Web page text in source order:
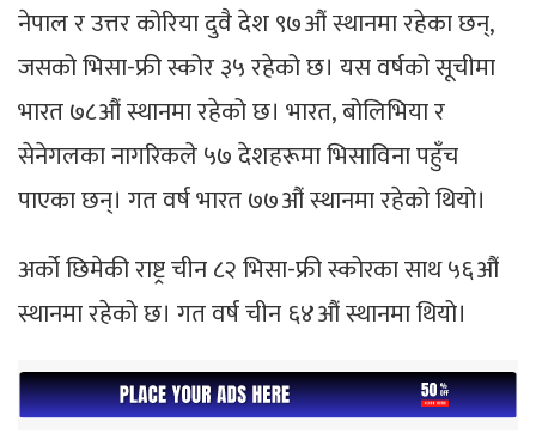
नेपाल र उत्तर कोरिया दुवै देश ९७औं स्थानमा रहेका छन्,
जसको भिसा-फ्री स्कोर ३५ रहेको छ। यस वर्षको सूचीमा
भारत ७८औं स्थानमा रहेको छ। भारत, बोलिभिया र
सेनेगलका नागरिकले ५७ देशहरूमा भिसाविना पहुँच
पाएका छन्। गत वर्ष भारत ७७औं स्थानमा रहेको थियो।
अर्को छिमेकी राष्ट्र चीन ८२ भिसा-फ्री स्कोरका साथ ५६औं
स्थानमा रहेको छ। गत वर्ष चीन ६४औं स्थानमा थियो।